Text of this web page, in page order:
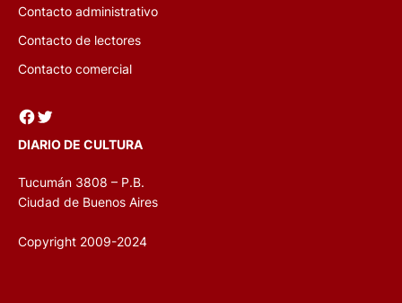
Contacto administrativo
Contacto de lectores
Contacto comercial
Facebook Twitter
DIARIO DE CULTURA
Tucumán 3808 – P.B.
Ciudad de Buenos Aires
Copyright 2009-2024